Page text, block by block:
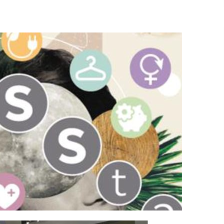
Larunbatean Plentziako Itsas
Martxa ospatuko da
2026/07/07
SOINUGELA: Paul McCartney eta
Ringo Starr-en lan berriak
2026/07/03